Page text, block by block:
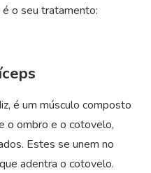
o seu tratamento:
é um músculo composto
o ombro e o cotovelo,
Estes se unem no
adentra o cotovelo.